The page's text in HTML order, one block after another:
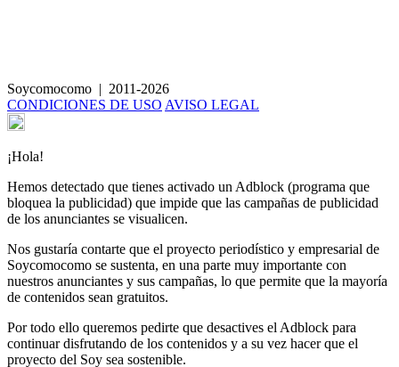
Soycomocomo
2011-2026
CONDICIONES DE USO AVISO LEGAL
¡Hola!
Hemos detectado que tienes activado un Adblock (programa que
bloquea la publicidad) que impide que las campañas de publicidad
de los anunciantes se visualicen.
Nos gustaría contarte que el proyecto periodístico y empresarial de
Soycomocomo se sustenta, en una parte muy importante con
nuestros anunciantes y sus campañas, lo que permite que la mayoría
de contenidos sean gratuitos.
Por todo ello queremos pedirte que desactives el Adblock para
continuar disfrutando de los contenidos y a su vez hacer que el
proyecto del Soy sea sostenible.